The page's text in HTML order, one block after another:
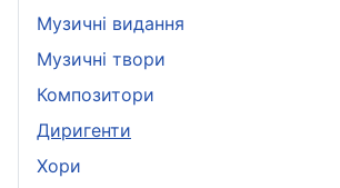
Музичні видання
Музичні твори
Композитори
Диригенти
Хори